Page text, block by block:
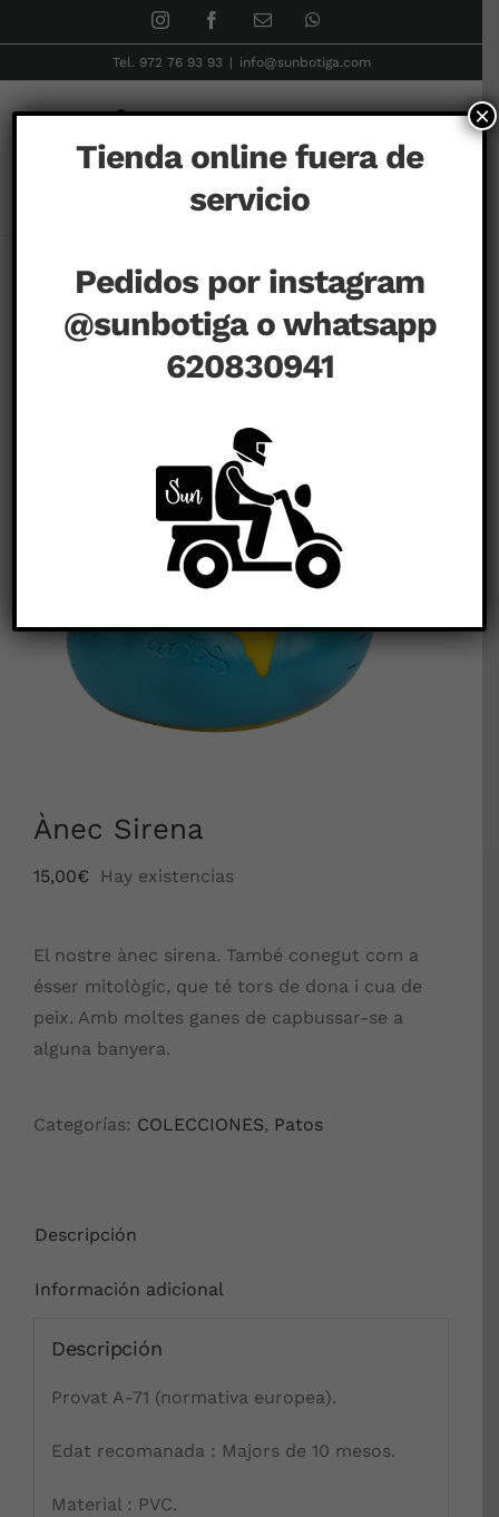
to
content
InstagramFacebookCorreoWhatsApp
Tel. 972 76 93 93 info@sunbotiga.com
Ànec Sirena
15,00€ Hay existencias
El nostre ànec sirena. També conegut com a
ésser mitològic, que té tors de dona i cua de
peix. Amb moltes ganes de capbussar-se a
alguna banyera.
Categorías: COLECCIONES, Patos
Descripción
Información adicional
Descripción
Provat A-71 (normativa europea).
Edat recomanada : Majors de 10 mesos.
Material : PVC.
Tienda online fuera de
servicio
Pedidos por instagram
@sunbotiga o whatsapp
620830941
×